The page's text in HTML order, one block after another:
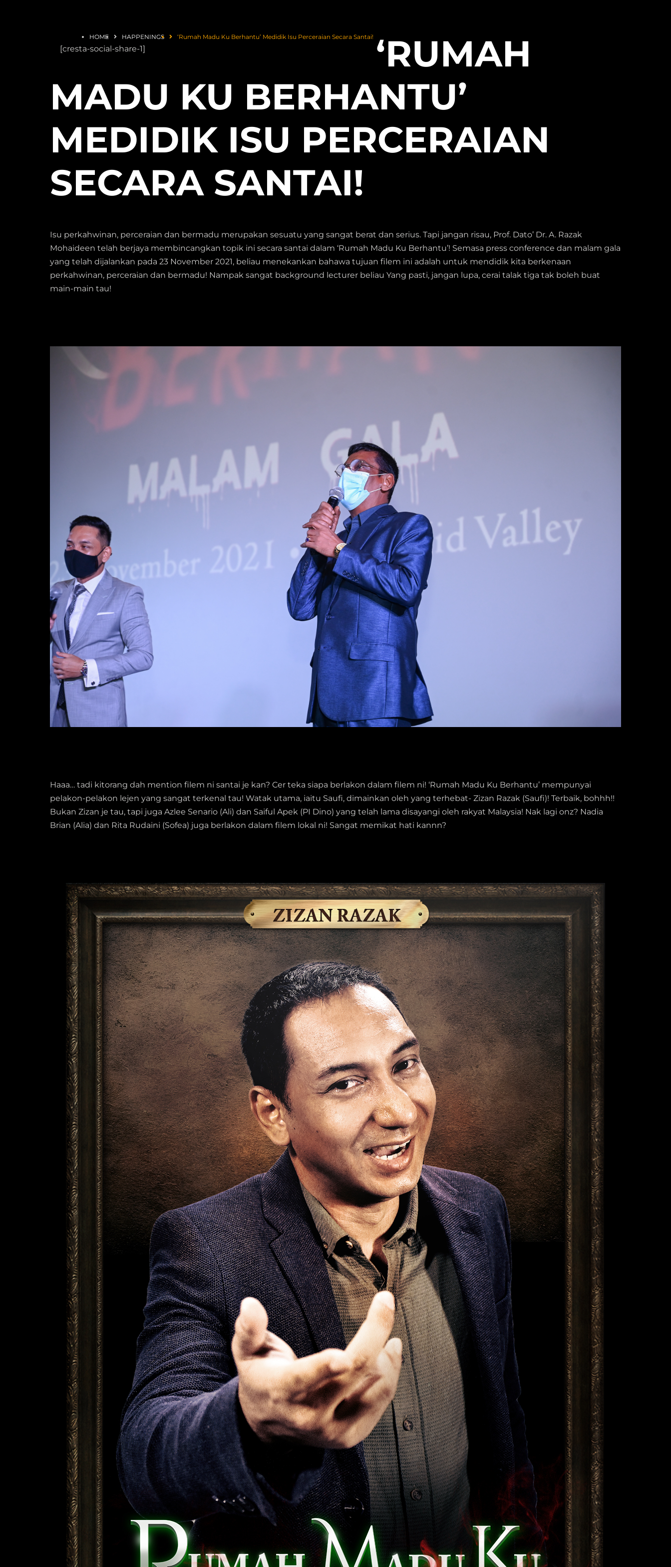
HOME HAPPENINGS ‘Rumah Madu Ku Berhantu’ Medidik Isu Perceraian Secara Santai!
[cresta-social-share-1]
‘RUMAH
MADU KU BERHANTU’
MEDIDIK ISU PERCERAIAN
SECARA SANTAI!
Isu perkahwinan, perceraian dan bermadu merupakan sesuatu yang sangat berat dan serius. Tapi jangan risau, Prof. Dato’ Dr. A. Razak
Mohaideen telah berjaya membincangkan topik ini secara santai dalam ‘Rumah Madu Ku Berhantu’! Semasa press conference dan malam gala
yang telah dijalankan pada 23 November 2021, beliau menekankan bahawa tujuan filem ini adalah untuk mendidik kita berkenaan
perkahwinan, perceraian dan bermadu! Nampak sangat background lecturer beliau Yang pasti, jangan lupa, cerai talak tiga tak boleh buat
main-main tau!
Haaa… tadi kitorang dah mention filem ni santai je kan? Cer teka siapa berlakon dalam filem ni! ‘Rumah Madu Ku Berhantu’ mempunyai
pelakon-pelakon lejen yang sangat terkenal tau! Watak utama, iaitu Saufi, dimainkan oleh yang terhebat- Zizan Razak (Saufi)! Terbaik, bohhh!!
Bukan Zizan je tau, tapi juga Azlee Senario (Ali) dan Saiful Apek (PI Dino) yang telah lama disayangi oleh rakyat Malaysia! Nak lagi onz? Nadia
Brian (Alia) dan Rita Rudaini (Sofea) juga berlakon dalam filem lokal ni! Sangat memikat hati kannn?